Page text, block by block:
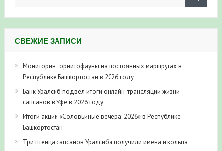
СВЕЖИЕ ЗАПИСИ
Мониторинг орнитофауны на постоянных маршрутах в
Республике Башкортостан в 2026 году
Банк Уралсиб подвёл итоги онлайн-трансляции жизни
сапсанов в Уфе в 2026 году
Итоги акции «Соловьиные вечера-2026» в Республике
Башкортостан
Три птенца сапсанов Уралсиба получили имена и кольца